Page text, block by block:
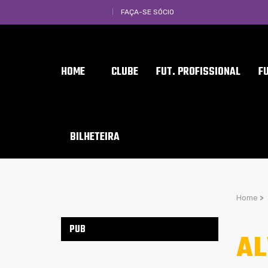
FAÇA-SE SÓCIO
HOME CLUBE FUT. PROFISSIONAL
BILHETEIRA
Home >
PUB